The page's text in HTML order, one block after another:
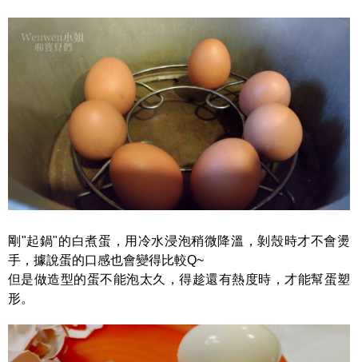
剛"起鍋"的白煮蛋，用冷水浸泡稍微降溫，剝殼時才不會燙
手，據說蛋的口感也會變得比較Q~
但是做造型的蛋不能泡太久，得趁還有熱度時，才能幫蛋塑
形。